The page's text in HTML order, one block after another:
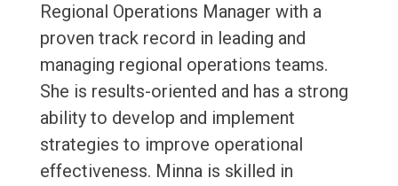
Regional Operations Manager with a
proven track record in leading and
managing regional operations teams.
She is results-oriented and has a strong
ability to develop and implement
strategies to improve operational
effectiveness. Minna is skilled in